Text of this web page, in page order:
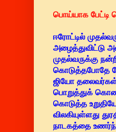
பொய்யாக
ஈரோட்டில்
அழைத்துவிட்டு
முதல்வருக்கு
கொடுத்தபோதே
ஜியோ தலைவர்கள்
பொறுத்துக்
கொடுத்த
விலகியுள்ளது
நாடகத்தை